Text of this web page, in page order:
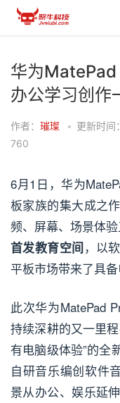
华为MatePad
办公学习创作
作者： 璀璨 • 更新时
760
6月1日，华为
板家族的集大成之
频、屏幕、场景体
首发教育空间，以
平板市场带来了具备
此次华为MatePad
持续深耕的又一里
有电脑级体验”的全
自研音乐编创软件
景从办公、娱乐延